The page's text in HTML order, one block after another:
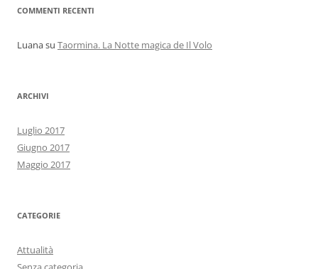
COMMENTI RECENTI
Luanasu Taormina. La Notte magica de Il Volo
ARCHIVI
Luglio 2017
Giugno 2017
Maggio 2017
CATEGORIE
Attualità